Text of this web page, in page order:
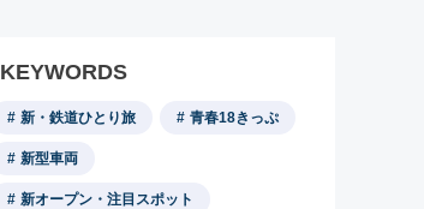
KEYWORDS
新・鉄道ひとり旅 青春18きっぷ
新型車両
新オープン・注目スポット